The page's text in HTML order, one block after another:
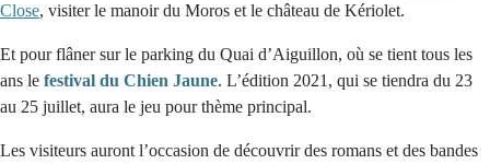
Close, visiter le manoir du Moros et le château de Kériolet.
Et pour flâner sur le parking du Quai d’Aiguillon, où se tient tous les
ans le festival du Chien Jaune. L’édition 2021, qui se tiendra du 23
au 25 juillet, aura le jeu pour thème principal.
Les visiteurs auront l’occasion de découvrir des romans et des bandes